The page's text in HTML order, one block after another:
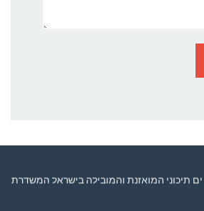
תיכוני המואזנת והמובילה בישראל המשדרת